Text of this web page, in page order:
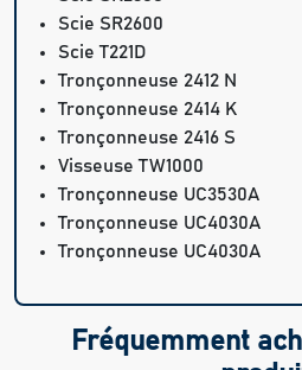
Scie SR2600
Scie T221D
Tronçonneuse 2412 N
Tronçonneuse 2414 K
Tronçonneuse 2416 S
Visseuse TW1000
Tronçonneuse UC3530A
Tronçonneuse UC4030A
Tronçonneuse UC4030A
Fréquemment